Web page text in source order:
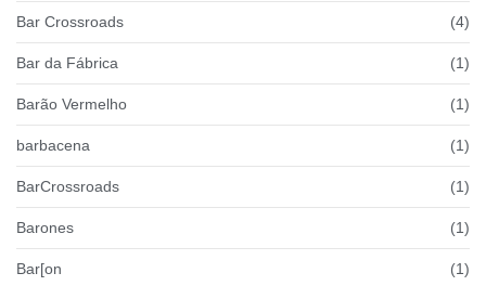
Bar Crossroads (4)
Bar da Fábrica (1)
Barão Vermelho (1)
barbacena (1)
BarCrossroads (1)
Barones (1)
Bar[on (1)